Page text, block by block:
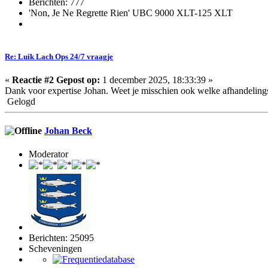
'Non, Je Ne Regrette Rien' UBC 9000 XLT-125 XLT
Re: Luik Lach Ops 24/7 vraagje
« Reactie #2 Gepost op: 1 december 2025, 18:33:39 »
Dank voor expertise Johan. Weet je misschien ook welke
Gelogd
Johan Beck
Moderator
Berichten: 25095
Scheveningen